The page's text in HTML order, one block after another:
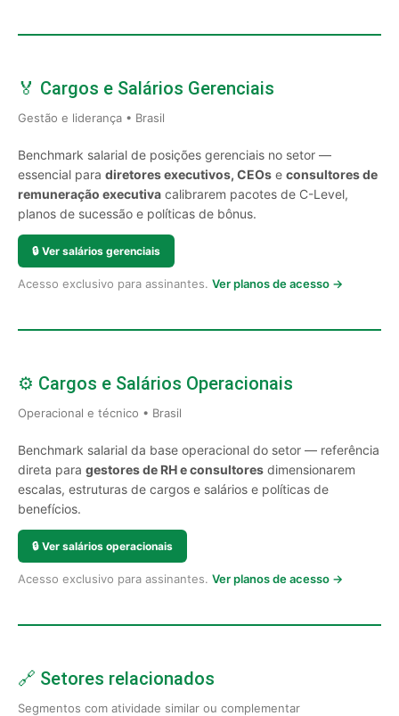
🏅 Cargos e Salários Gerenciais
Gestão e liderança • Brasil
Benchmark salarial de posições gerenciais no setor —
essencial para diretores executivos, CEOs e consultores de
remuneração executiva calibrarem pacotes de C-Level,
planos de sucessão e políticas de bônus.
🔒 Ver salários gerenciais
Acesso exclusivo para assinantes. Ver planos de acesso →
⚙️ Cargos e Salários Operacionais
Operacional e técnico • Brasil
Benchmark salarial da base operacional do setor — referência
direta para gestores de RH e consultores dimensionarem
escalas, estruturas de cargos e salários e políticas de
benefícios.
🔒 Ver salários operacionais
Acesso exclusivo para assinantes. Ver planos de acesso →
🔗 Setores relacionados
Segmentos com atividade similar ou complementar